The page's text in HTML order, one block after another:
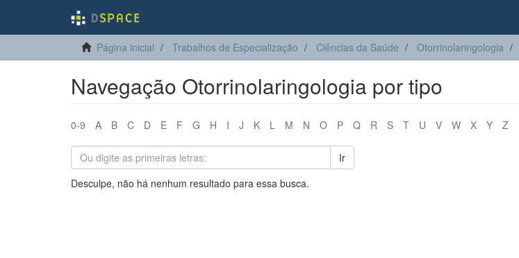
Página inicial Trabalhos de Especialização Ciências da Saúde Otorrinolaringologia
Navegação Otorrinolaringologia por tipo
0-9 A B C D E F G H I J K L M N O P Q R S T U V W X Y Z
Ir
Desculpe, não há nenhum resultado para essa busca.